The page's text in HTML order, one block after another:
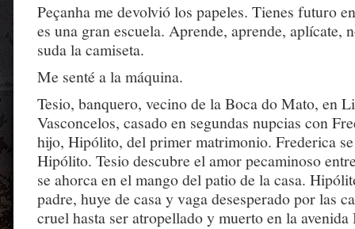
Peçanha me devolvió los papeles. Tienes futuro
es una gran escuela. Aprende, aprende, aplícate,
suda la camiseta.
Me senté a la máquina.
Tesio, banquero, vecino de la Boca do Mato, en
Vasconcelos, casado en segundas nupcias con
hijo, Hipólito, del primer matrimonio. Frederica
Hipólito. Tesio descubre el amor pecaminoso
se ahorca en el mango del patio de la casa.
padre, huye de casa y vaga desesperado por las
cruel hasta ser atropellado y muerto en la